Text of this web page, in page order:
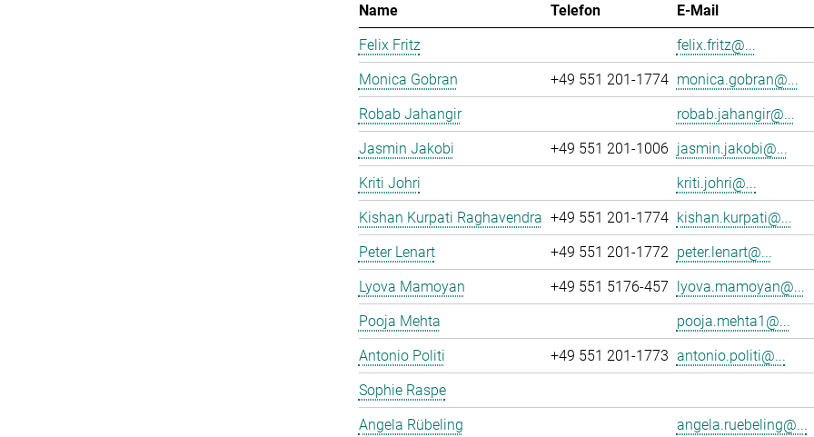
Name Telefon
E-Mail
Felix Fritz
felix.fritz@...
Monica Gobran
+49 551 201-1774 monica.gobran@...
Robab Jahangir
robab.jahangir@...
Jasmin Jakobi
+49 551 201-1006 jasmin.jakobi@...
Kriti Johri
kriti.johri@...
Kishan Kurpati Raghavendra +49 551 201-1774 kishan.kurpati@...
Peter Lenart
+49 551 201-1772 peter.lenart@...
Lyova Mamoyan
+49 551 5176-457 lyova.mamoyan@...
Pooja Mehta
pooja.mehta1@...
Antonio Politi
+49 551 201-1773 antonio.politi@...
Sophie Raspe
Angela Rübeling
angela.ruebeling@...